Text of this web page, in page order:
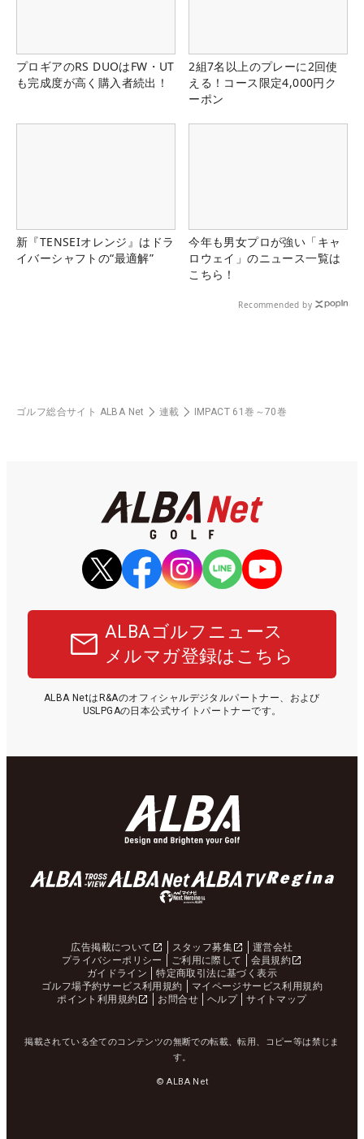
プロギアのRS DUOはFW・UT
も完成度が高く購入者続出！
2組7名以上のプレーに2回使
える！コース限定4,000円ク
ーポン
新『TENSEIオレンジ』はドラ
イバーシャフトの“最適解”
今年も男女プロが強い「キャ
ロウェイ」のニュース一覧は
こちら！
Recommended by
ゴルフ総合サイト ALBA Net 連載 IMPACT 61巻～70巻
ALBAゴルフニュース
メルマガ登録はこちら
ALBA NetはR&Aのオフィシャルデジタルパートナー、および
USLPGAの日本公式サイトパートナーです。
広告掲載について スタッフ募集
運営会社
プライバシーポリシー
ご利用に際して
会員規約
ガイドライン
特定商取引法に基づく表示
ゴルフ場予約サービス利用規約
マイページサービス利用規約
ポイント利用規約
お問合せ ヘルプ サイトマップ
掲載されている全てのコンテンツの無断での転載、転用、コピー等は禁じま
す。
© ALBA Net